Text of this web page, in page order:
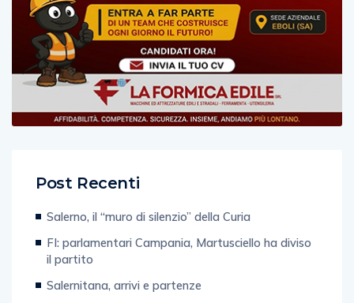
Post Recenti
Salerno, il “muro di silenzio” della Curia
FI: parlamentari Campania, Martusciello ha diviso
il partito
Salernitana, arrivi e partenze